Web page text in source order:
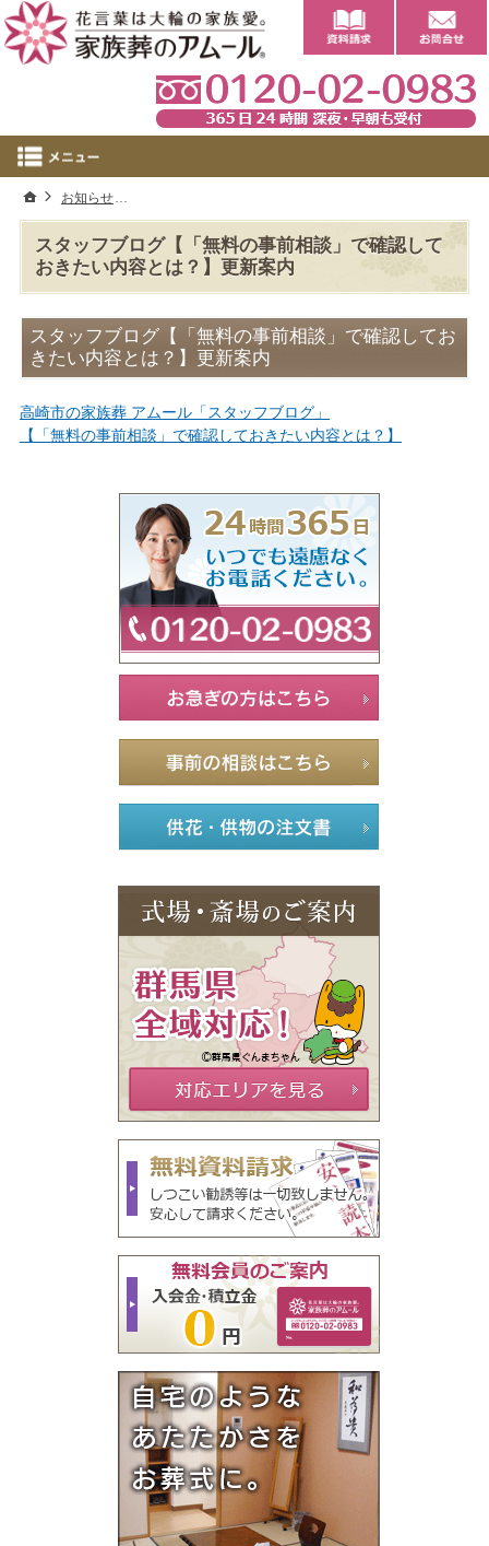
スタッフブログ【「無料の事前相談」で確認して
おきたい内容とは？】更新案内
スタッフブログ【「無料の事前相談」で確認してお
きたい内容とは？】更新案内
高崎市の家族葬 アムール「スタッフブログ」
【「無料の事前相談」で確認しておきたい内容とは？】
ホーム
お知らせ